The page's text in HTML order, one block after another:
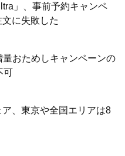
」、事前予約キャンペ
に失敗した
量おためしキャンペーンの
可
ア、東京や全国エリアは8